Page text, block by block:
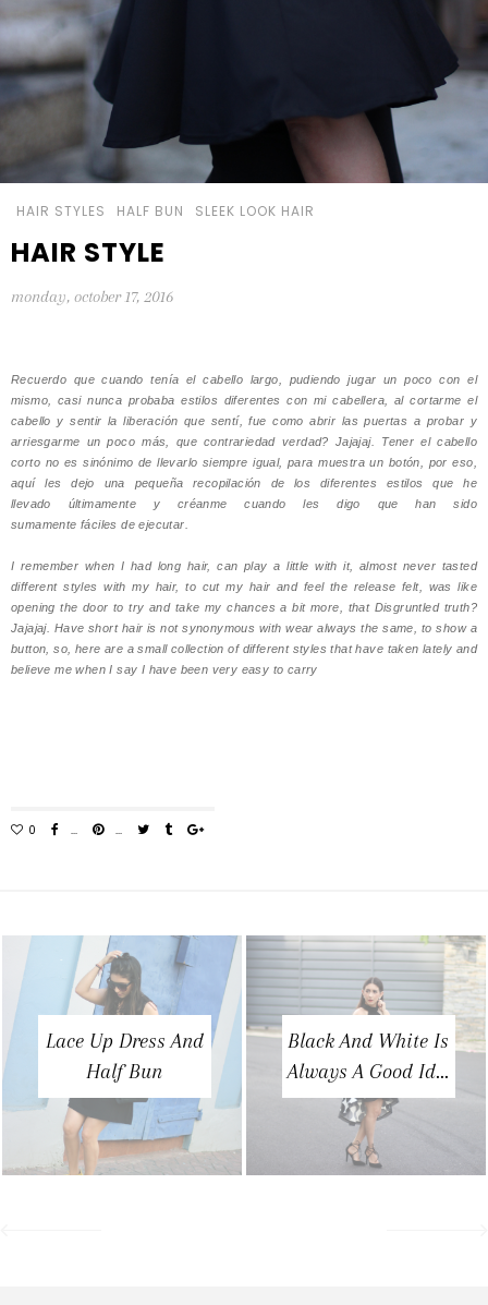
HAIR STYLES HALF BUN SLEEK LOOK HAIR
HAIR STYLE
monday, october 17, 2016
Recuerdo que cuando tenía el cabello largo, pudiendo jugar un poco con el
mismo, casi nunca probaba estilos diferentes con mi cabellera, al cortarme el
cabello y sentir la liberación que sentí, fue como abrir las puertas a probar y
arriesgarme un poco más, que contrariedad verdad? Jajajaj. Tener el cabello
corto no es sinónimo de llevarlo siempre igual, para muestra un botón, por eso,
aquí les dejo una pequeña recopilación de los diferentes estilos que he
llevado últimamente y créanme cuando les digo que han sido
sumamente fáciles de ejecutar.
I remember when I had long hair, can play a little with it, almost never tasted
different styles with my hair, to cut my hair and feel the release felt, was like
opening the door to try and take my chances a bit more, that Disgruntled truth?
Jajajaj. Have short hair is not synonymous with wear always the same, to show a
button, so, here are a small collection of different styles that have taken lately and
believe me when I say I have been very easy to carry
Lace Up Dress And
Half Bun
Black And White Is
Always A Good Id...